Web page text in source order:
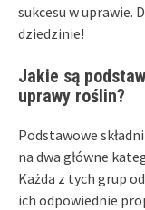
sukcesu w uprawie.
dziedzinie!
Jakie są
uprawy roślin?
Podstawowe
na dwa główne
Każda z tych grup
ich odpowiednie